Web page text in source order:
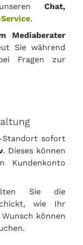
Chat,
.
Mediaberater
Sie während
Fragen zur
Standort sofort
. Dieses können
Kundenkonto
Sie die
wie Ihr
können